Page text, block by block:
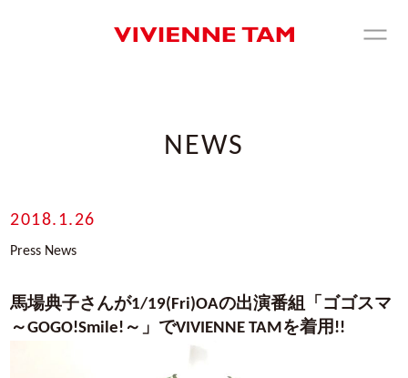
NEWS
2018.1.26
Press News
馬場典子さんが1/19(Fri)OAの出演番組「ゴゴスマ
～GOGO!Smile!～」でVIVIENNE TAMを着用!!